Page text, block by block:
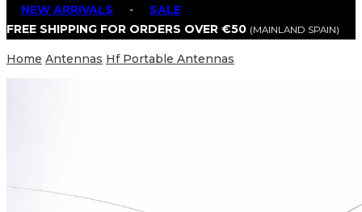
NEW ARRIVALS - SALE
FREE SHIPPING FOR ORDERS OVER €50 (MAINLAND SPAIN)
Home Antennas Hf Portable Antennas